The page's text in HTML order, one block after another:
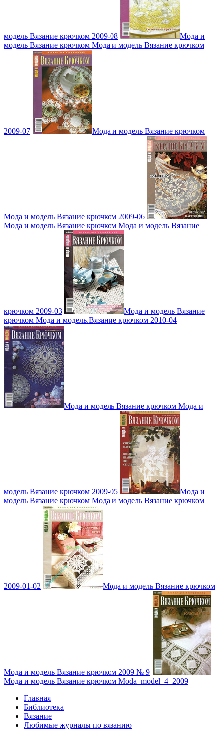
модель Вязание крючком 2009-08
Мода и
модель Вязание крючком Мода и модель Вязание крючком
2009-07 Мода и модель Вязание крючком
Мода и модель Вязание крючком 2009-06
Мода и модель Вязание крючком Мода и модель Вязание
крючком 2009-03
Мода и модель Вязание
крючком Мода и модель.Вязание крючком 2010-04
Мода и модель Вязание крючком Мода и
модель Вязание крючком 2009-05
Мода и
модель Вязание крючком Мода и модель Вязание крючком
2009-01-02 Мода и модель Вязание крючком
Мода и модель Вязание крючком 2009 № 9
Мода и модель Вязание крючком Moda_model_4_2009
Главная
Библиотека
Вязание
Любимые журналы по вязанию